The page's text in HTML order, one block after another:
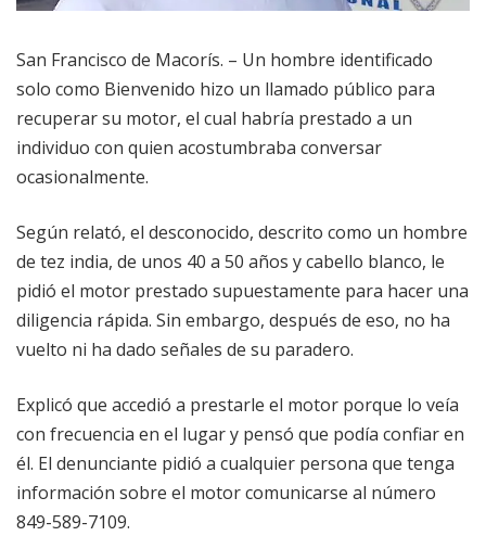
San Francisco de Macorís. – Un hombre identificado
solo como Bienvenido hizo un llamado público para
recuperar su motor, el cual habría prestado a un
individuo con quien acostumbraba conversar
ocasionalmente.
Según relató, el desconocido, descrito como un hombre
de tez india, de unos 40 a 50 años y cabello blanco, le
pidió el motor prestado supuestamente para hacer una
diligencia rápida. Sin embargo, después de eso, no ha
vuelto ni ha dado señales de su paradero.
Explicó que accedió a prestarle el motor porque lo veía
con frecuencia en el lugar y pensó que podía confiar en
él. El denunciante pidió a cualquier persona que tenga
información sobre el motor comunicarse al número
849-589-7109.